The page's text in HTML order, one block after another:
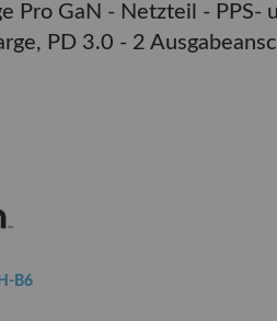
Pro GaN - Netzteil - PPS-
PD 3.0 - 2
B6